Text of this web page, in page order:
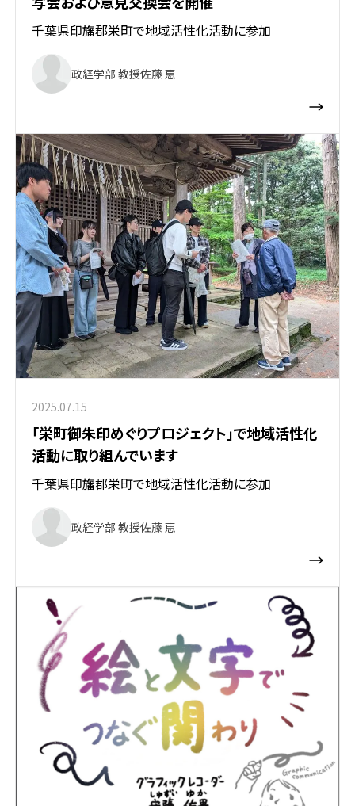
千葉県印旛郡栄町で地域活性化活動に参加
政経学部 教授佐藤 恵
2025.07.15
「栄町御朱印めぐりプロジェクト」で地域活性化
活動に取り組んでいます
千葉県印旛郡栄町で地域活性化活動に参加
政経学部 教授佐藤 恵